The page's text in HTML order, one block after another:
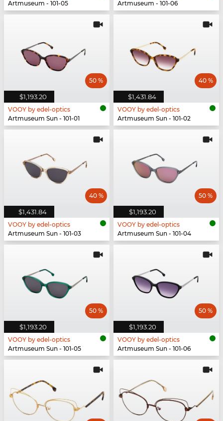
Artmuseum - 101-05
Artmuseum - 101-06
$1,193.20
50 %
VOOY by edel-optics
Artmuseum Sun - 101-01
$1,431.84
40 %
VOOY by edel-optics
Artmuseum Sun - 101-02
$1,431.84
40 %
VOOY by edel-optics
Artmuseum Sun - 101-03
$1,193.20
50 %
VOOY by edel-optics
Artmuseum Sun - 101-04
$1,193.20
50 %
VOOY by edel-optics
Artmuseum Sun - 101-05
$1,193.20
50 %
VOOY by edel-optics
Artmuseum Sun - 101-06